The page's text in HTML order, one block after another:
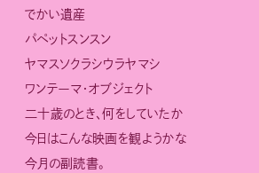
でかい遺産
パペットスンスン
ヤマスソクラシウラヤマシ
ワンテーマ・オブジェクト
二十歳のとき、何をしていたか
今日はこんな映画を観ようかな
今月の副読書。